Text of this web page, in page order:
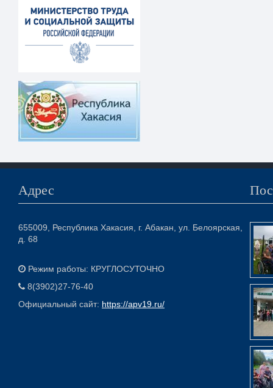
Адрес
655009, Республика Хакасия, г. Абакан, ул. Белоярская,
д. 68
Режим работы: КРУГЛОСУТОЧНО
8(3902)27-76-40
Официальный сайт: https://apv19.ru/